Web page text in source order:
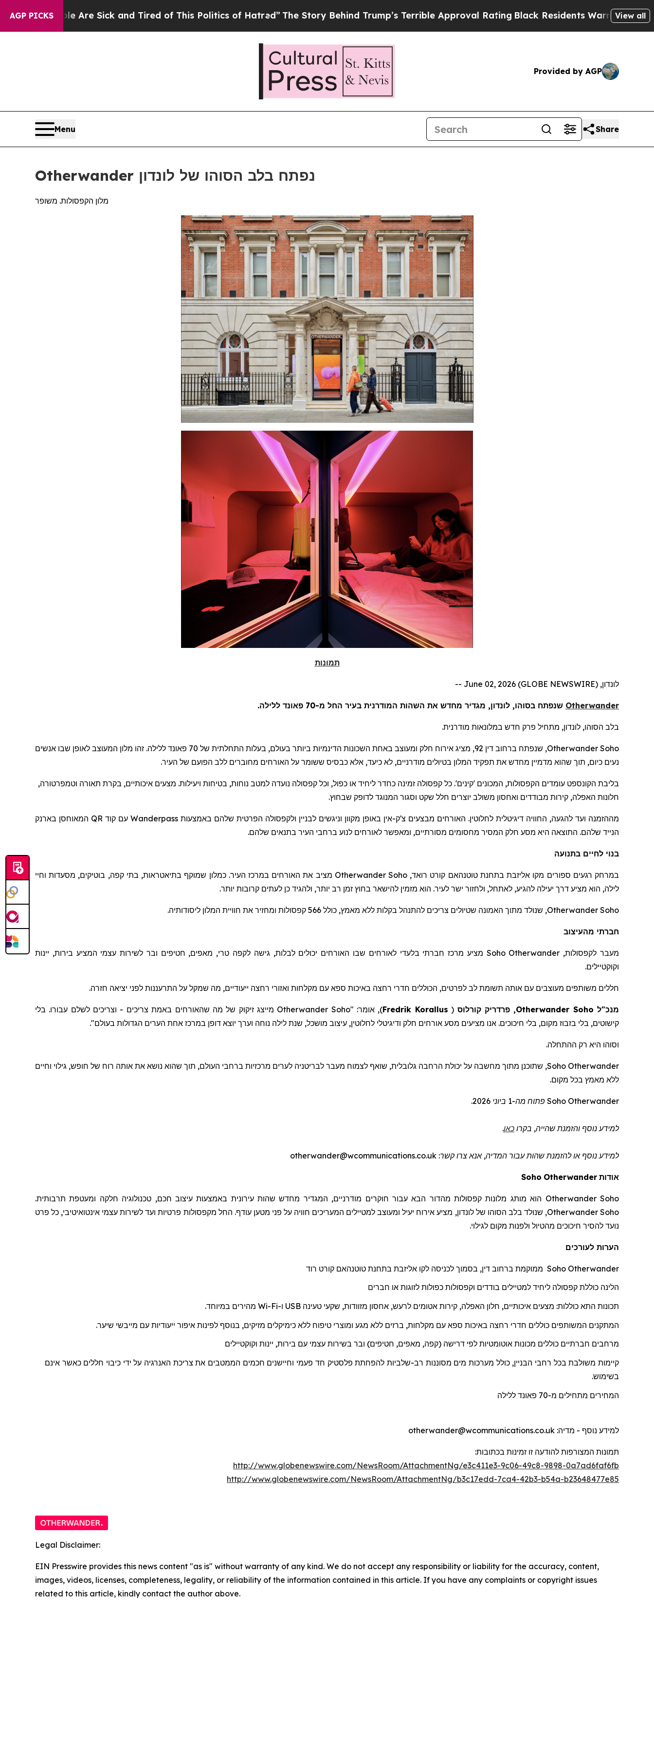
AGP PICKS
Are Sick and Tired of This Politics of Hatred”The Story Behind Trump’s Terrible Approval RatingBlack Residents Warned of Abusive Cops
View all
Provided by AGP
Menu Share
Otherwander נפתח בלב הסוהו של לונדון
מלון הקפסולות. משופר
תמונות
לונדון, June 02, 2026 (GLOBE NEWSWIRE) --
Otherwander שנפתח בסוהו, לונדון, מגדיר מחדש את השהות המודרנית בעיר החל מ-70 פאונד ללילה.
בלב הסוהו, לונדון, מתחיל פרק חדש במלונאות מודרנית.
Otherwander Soho
, שנפתח ברחוב דין 92, מציג אירוח חלק ומעוצב באחת השכונות הדינמיות ביותר בעולם, בעלות התחלתית של 70 פאונד ללילה. זהו מלון המעוצב לאופן שבו אנשים
נעים כיום, תוך שהוא מדמיין מחדש את תפקיד המלון בטיולים מודרניים, לא כיעד, אלא כבסיס ששומר על האורחים מחוברים ללב הפועם של העיר.
בליבת הקונספט עומדים הקפסולות, המכונים 'קינים'. כל קפסולה זמינה כחדר ליחיד או כפול, וכל קפסולה נועדה למטב נוחות, בטיחות ויעילות. מצעים איכותיים, בקרת תאורה וטמפרטורה,
חלונות האפלה, קירות מבודדים ואחסון משולב יוצרים חלל שקט וסגור המנוגד לדופק שבחוץ.
מההזמנה ועד להגעה, החוויה דיגיטלית לחלוטין. האורחים מבצעים צ'ק-אין באופן מקוון וניגשים לבניין ולקפסולה הפרטית שלהם באמצעות Wanderpass עם קוד QR המאוחסן בארנק
הנייד שלהם. התוצאה היא מסע חלק המסיר מחסומים מסורתיים, ומאפשר לאורחים לנוע ברחבי העיר בתנאים שלהם.
בנוי לחיים בתנועה
במרחק רגעים ספורים מקו אליזבת בתחנתטוטנהאם קורט רואד,
Otherwander Soho מציב את האורחים במרכז העיר. כמלון שמוקף בתיאטראות, בתי קפה, בוטיקים, מסעדות וחיי
לילה, הוא מציע דרך יעילה להגיע, לאתחל, ולחזור ישר לעיר. הוא מזמין להישאר בחוץ זמן רב יותר, ולהגיד כן לעתים קרובות יותר.
Otherwander Soho, שנולד מתוך האמונה שטיולים צריכים להתנהל בקלות ללא מאמץ, כולל 566 קפסולות ומחזיר את חוויית המלון ליסודותיה.
חברתי מהעיצוב
מעבר לקפסולות, Otherwander
Soho מציע מרכז חברתי בלעדי לאורחים שבו האורחים יכולים לבלות, גישה לקפה טרי, מאפים, חטיפים ובר לשירות עצמי המציע בירות, יינות
וקוקטיילים.
חללים משותפים מעוצבים עם אותה תשומת לב לפרטים, הכוללים חדרי רחצה באיכות ספא עם מקלחות ואזורי רחצה ייעודיים, מה שמקל על התרעננות לפני יציאה חזרה.
מנכ"ל Otherwander Soho , פרדריקקורלוס (
Fredrik Korallus
), אומר: "Otherwander Soho מייצג זיקוק של מה שהאורחים באמת צריכים - וצריכים לשלם עבורו. בלי
קישוטים, בלי בזבוז מקום, בלי חיכוכים. אנו מציעים מסע אורחים חלק ודיגיטלי לחלוטין, עיצוב מושכל, שנת לילה נוחה וערך יוצא דופן במרכז אחת הערים הגדולות בעולם".
וסוהו היא רק ההתחלה.
Otherwander
Soho, שתוכנן מתוך מחשבה על יכולת הרחבה גלובלית, שואף לצמוח מעבר לבריטניה לערים מרכזיות ברחבי העולם, תוך שהוא נושא את אותה רוח של חופש, גילוי וחיים
ללא מאמץ בכל מקום.
Otherwander
Soho פתוח מה-1 ביוני 2026.
למידע נוסף והזמנת שהייה, בקרו כאן.
למידע נוסף או להזמנת שהותעבור המדיה, אנא צרו קשר: otherwander@wcommunications.co.uk
אודות Otherwander
Soho
Otherwander Soho הוא מותג מלונות קפסולות מהדור הבא עבור חוקרים מודרניים, המגדיר מחדש שהות עירונית באמצעות עיצוב חכם, טכנולוגיה חלקה ומעטפת תרבותית.
Otherwander Soho, שנולד בלב הסוהו של לונדון, מציע אירוח יעיל ומעוצב למטיילים המעריכים חוויה על פני מטען עודף. החל מקפסולות פרטיות ועד לשירות עצמי אינטואיטיבי, כל פרט
נועד להסיר חיכוכים מהטיול ולפנות מקום לגילוי.
הערות לעורכים
Otherwander
Soho ממוקמת ברחוב דין, בסמוך לכניסה לקו אליזבת בתחנת טוטנהאם קורט רוד
הלינה כוללת קפסולה ליחיד למטיילים בודדים וקפסולות כפולות לזוגות או חברים
תכונות התא כוללות: מצעים איכותיים, חלון האפלה, קירות אטומים לרעש, אחסון מזוודות, שקעי טעינה USB ו-Wi-Fi מהירים במיוחד.
המתקנים המשותפים כוללים חדרי רחצה באיכות ספא עם מקלחות, ברזים ללא מגע ומוצרי טיפוח ללא כימיקלים מזיקים, בנוסף לפינות איפור ייעודיות עם מייבשי שיער.
מרחבים חברתיים כוללים מכונות אוטומטיות לפי דרישה (קפה, מאפים, חטיפים) ובר בשירות עצמי עם בירות, יינות וקוקטיילים
קיימות משולבת בכל רחבי הבניין, כולל מערכות מים מסוננות רב-שלביות להפחתת פלסטיק חד פעמי וחיישנים חכמים הממטבים את צריכת האנרגיה על ידי כיבוי חללים כאשר אינם
בשימוש.
המחירים מתחילים מ-70
פאונד ללילה
למידע נוסף - מדיה: otherwander@wcommunications.co.uk
תמונות המצורפות להודעה זו זמינות בכתובות:
http://www.globenewswire.com/NewsRoom/AttachmentNg/e3c411e3-9c06-49c8-9898-0a7ad6faf6fb
http://www.globenewswire.com/NewsRoom/AttachmentNg/b3c17edd-7ca4-42b3-b54a-b23648477e85
Legal Disclaimer:
EIN Presswire provides this news content "as is" without warranty of any kind. We do not accept any responsibility or liability for the accuracy, content,
images, videos, licenses, completeness, legality, or reliability of the information contained in this article. If you have any complaints or copyright issues
related to this article, kindly contact the author above.